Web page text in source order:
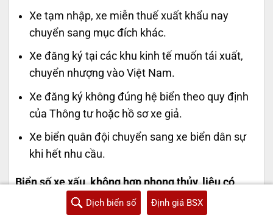
Xe tạm nhập, xe miễn thuế xuất khẩu nay
chuyển sang mục đích khác.
Xe đăng ký tại các khu kinh tế muốn tái xuất,
chuyển nhượng vào Việt Nam.
Xe đăng ký không đúng hệ biển theo quy định
của Thông tư hoặc hồ sơ xe giả.
Xe biển quân đội chuyển sang xe biển dân sự
khi hết nhu cầu.
Biển số xe xấu, không hợp phong thủy, liệu có
được đổi mới?
Dịch biển số Định giá BSX